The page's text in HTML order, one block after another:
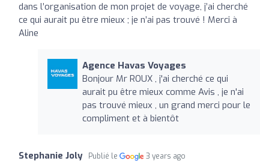
dans l’organisation de mon projet de voyage, j’ai cherché
ce qui aurait pu être mieux ; je n’ai pas trouvé ! Merci à
Aline
Agence Havas Voyages
Bonjour Mr ROUX , j'ai cherché ce qui
aurait pu être mieux comme Avis , je n'ai
pas trouvé mieux , un grand merci pour le
compliment et à bientôt
Stephanie Joly Publié le 3 years ago